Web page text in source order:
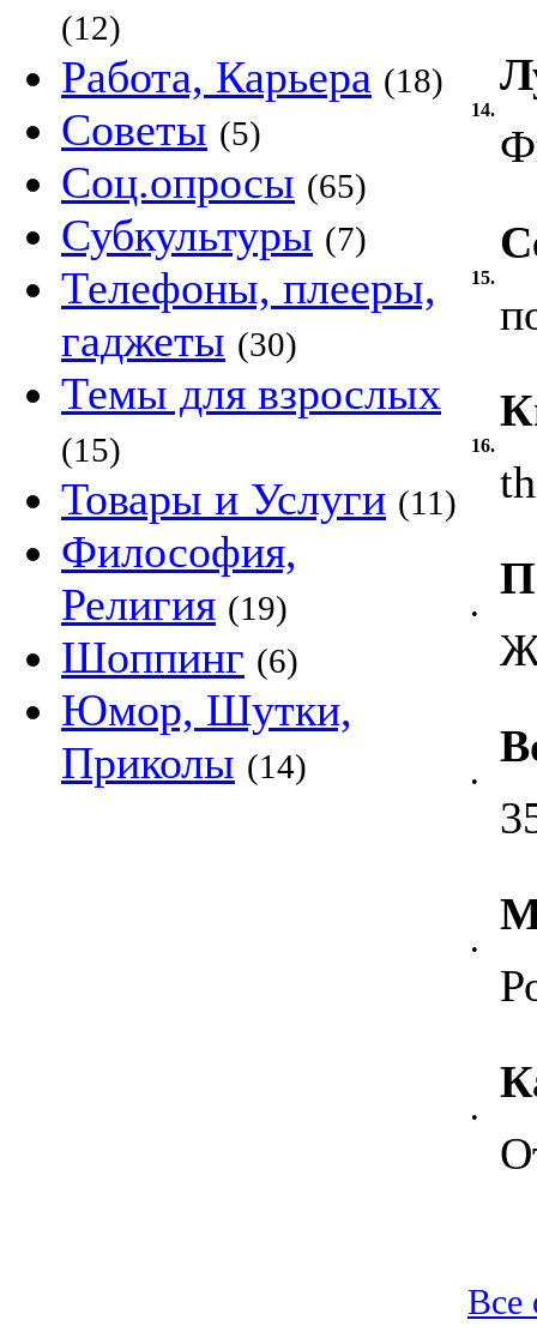
(12)
Работа, Карьера (18)
Советы (5)
Соц.опросы (65)
Субкультуры (7)
Телефоны, плееры,
гаджеты (30)
Темы для взрослых
(15)
Товары и Услуги (11)
Философия,
Религия (19)
Шоппинг (6)
Юмор, Шутки,
Приколы (14)
14.
15.
16.
•
•
•
•
Все